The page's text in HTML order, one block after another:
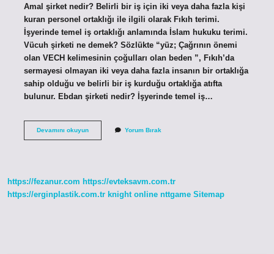
Amal şirket nedir? Belirli bir iş için iki veya daha fazla kişi
kuran personel ortaklığı ile ilgili olarak Fıkıh terimi.
İşyerinde temel iş ortaklığı anlamında İslam hukuku terimi.
Vücuh şirketi ne demek? Sözlükte “yüz; Çağrının önemi
olan VECH kelimesinin çoğulları olan beden ”, Fıkıh’da
sermayesi olmayan iki veya daha fazla insanın bir ortaklığa
sahip olduğu ve belirli bir iş kurduğu ortaklığa atıfta
bulunur. Ebdan şirketi nedir? İşyerinde temel iş…
Devamını okuyunInan
Yorum Bırak
https://fezanur.com https://evteksavm.com.tr
https://erginplastik.com.tr knight online nttgame Sitemap